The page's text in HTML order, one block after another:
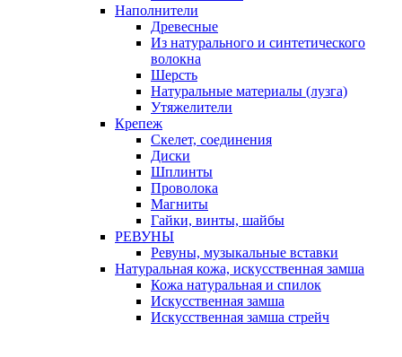
Наполнители
Древесные
Из натурального и синтетического
волокна
Шерсть
Натуральные материалы (лузга)
Утяжелители
Крепеж
Скелет, соединения
Диски
Шплинты
Проволока
Магниты
Гайки, винты, шайбы
РЕВУНЫ
Ревуны, музыкальные вставки
Натуральная кожа, искусственная замша
Кожа натуральная и спилок
Искусственная замша
Искусственная замша стрейч